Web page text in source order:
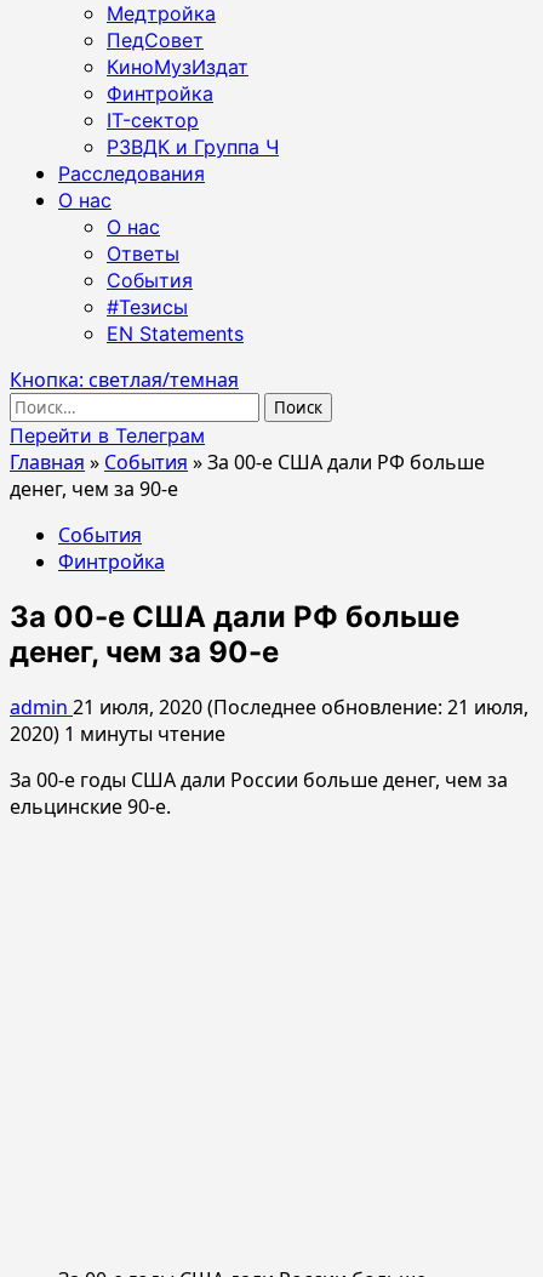
Медтройка
ПедСовет
КиноМузИздат
Финтройка
IT-сектор
РЗВДК и Группа Ч
Расследования
О нас
О нас
Ответы
События
#Тезисы
EN Statements
Кнопка: светлая/темная
Найти:
Перейти в Телеграм
Главная » События »За 00-е США дали РФ больше
денег, чем за 90-е
События
Финтройка
За 00-е США дали РФ больше
денег, чем за 90-е
admin 21 июля, 2020 (Последнее обновление: 21 июля,
2020) 1 минуты чтение
За 00-е годы США дали России больше денег, чем за
ельцинские 90-е.